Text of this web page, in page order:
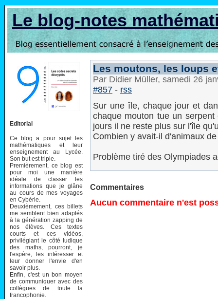
Le blog-notes
Editorial
Ce blog a pour sujet les
mathématiques et leur
enseignement au Lycée.
Son but est triple.
Premièrement, ce blog est
pour moi une manière
idéale de classer les
informations que je glâne
au cours de mes voyages
en Cybérie.
Deuxièmement, ces billets
me semblent bien adaptés
à la génération zapping de
nos élèves. Ces textes
courts et ces vidéos,
privilégiant le côté ludique
des maths, pourront, je
l'espère, les intéresser et
leur donner l'envie d'en
savoir plus.
Enfin, c'est un bon moyen
de communiquer avec des
collègues de toute la
francophonie.
Les moutons, les loups
Par Didier Müller, samedi 26
#857 - rss
Sur une île, chaque jour et
chaque mouton tue un
jours il ne reste plus sur l'île
Combien y avait-il d'animaux
Problème tiré des Olympiades
Commentaires
Aucun commentaire n'est